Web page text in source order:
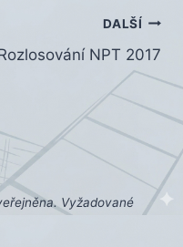
DALŠÍ
NPT 2017
Vyžadované